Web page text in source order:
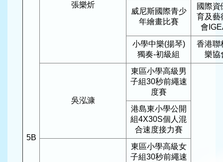
5B
張樂炘
威尼斯國際青少
年繪畫比賽
國際資
育及藝
會
小學中樂(揚琴)
獨奏-初級組
香港聯
樂協
吳泓漮
東區小學高級男
子組30秒前繩速
度賽
港島東小學公開
組4X30S個人混
合速度接力賽
東區小學高級女
子組30秒前繩速